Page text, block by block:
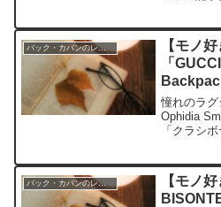
口コミ今
「土屋鞄
バック・カバンのレビュー
【モノ
「
使って
憧れのラグ
Ophidia
「クラシ
編集部が
バック・カバンのレビュー
【モノ